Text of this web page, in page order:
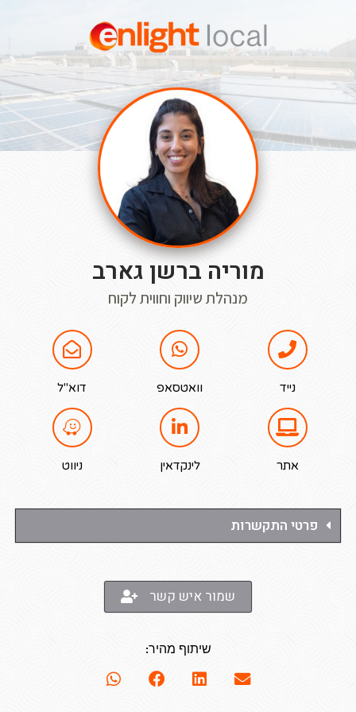
מוריה ברשן גארב
מנהלת שיווק וחווית לקוח
נייד
אתר
וואטסאפ
לינקדאין
דוא"ל
ניווט
פרטי התקשרות
שמור איש קשר
שיתוף מהיר: